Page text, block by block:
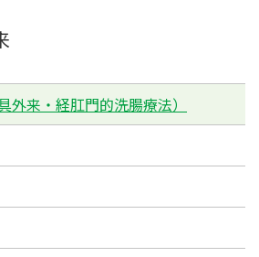
外来・経肛門的洗腸療法）